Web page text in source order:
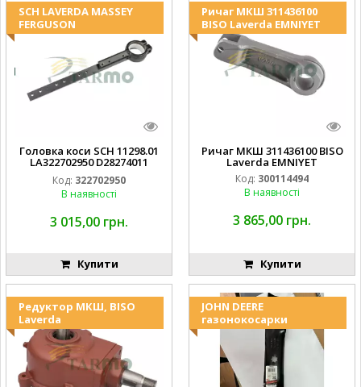
SCH LAVERDA MASSEY
FERGUSON
Головка коси SCH 11298.01
LA322702950 D28274011
Код: 322702950
В наявності
3 015,00 грн.
Купити
Ричаг МКШ 311436100
BISO Laverda EMNIYET
Ричаг МКШ 311436100 BISO
Laverda EMNIYET
Код: 300114494
В наявності
3 865,00 грн.
Купити
Редуктор МКШ, BISO
Laverda
JOHN DEERE
газонокосарки